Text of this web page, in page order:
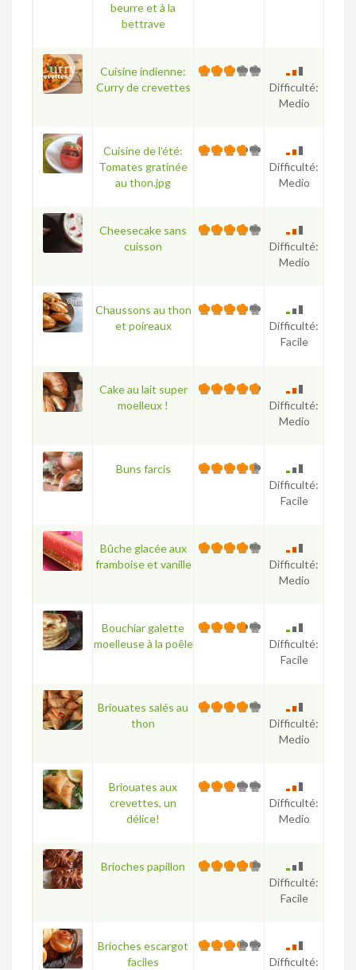
beurre et à la
bettrave
Cuisine indienne:
Curry de crevettes
Difficulté:
Medio
Cuisine de l’été:
Tomates gratinée
au thon.jpg
Difficulté:
Medio
Cheesecake sans
cuisson
Difficulté:
Medio
Chaussons au thon
et poireaux
Difficulté:
Facile
Cake au lait super
moelleux !
Difficulté:
Medio
Buns farcis
Difficulté:
Facile
Bûche glacée aux
framboise et vanille
Difficulté:
Medio
Bouchiar galette
moelleuse à la poêle
Difficulté:
Facile
Briouates salés au
thon
Difficulté:
Medio
Briouates aux
crevettes, un
délice!
Difficulté:
Medio
Brioches papillon
Difficulté:
Facile
Brioches escargot
faciles
Difficulté: